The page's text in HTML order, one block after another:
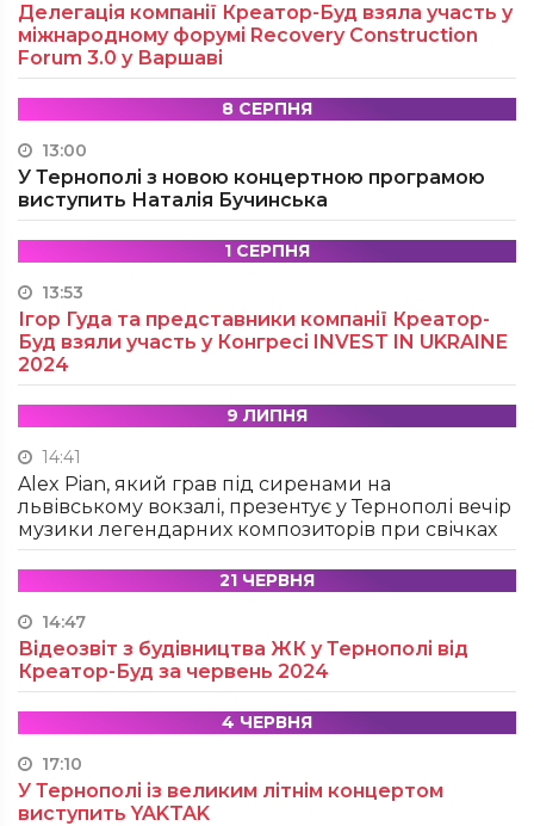
Делегація компанії Креатор-Буд взяла участь у
міжнародному форумі Recovery Construction
Forum 3.0 у Варшаві
8 СЕРПНЯ
13:00
У Тернополі з новою концертною програмою
виступить Наталія Бучинська
1 СЕРПНЯ
13:53
Ігор Гуда та представники компанії Креатор-
Буд взяли участь у Конгресі INVEST IN UKRAINE
2024
9 ЛИПНЯ
14:41
Alex Pian, який грав під сиренами на
львівському вокзалі, презентує у Тернополі вечір
музики легендарних композиторів при свічках
21 ЧЕРВНЯ
14:47
Відеозвіт з будівництва ЖК у Тернополі від
Креатор-Буд за червень 2024
4 ЧЕРВНЯ
17:10
У Тернополі із великим літнім концертом
виступить YAKTAK